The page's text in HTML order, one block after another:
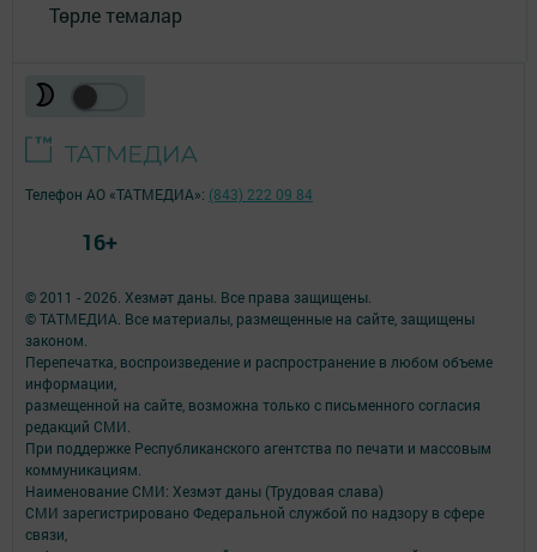
Төрле темалар
© 2011 - 2026. Хезмәт даны. Все права защищены.
© ТАТМЕДИА. Все материалы, размещенные на сайте, защищены
законом.
Перепечатка, воспроизведение и распространение в любом объеме
информации,
размещенной на сайте, возможна только с письменного согласия
редакций СМИ.
При поддержке Республиканского агентства по печати и массовым
коммуникациям.
Наименование СМИ: Хезмэт даны (Трудовая слава)
СМИ зарегистрировано Федеральной службой по надзору в сфере
связи,
Телефон АО «ТАТМЕДИА»: (843) 222 09 84
16+